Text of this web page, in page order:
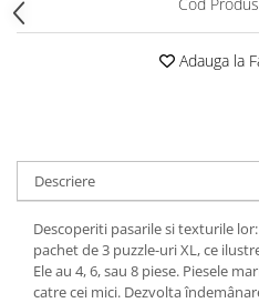
Adauga la
Descriere
Descoperiti pasarile si texturile
pachet de 3 puzzle-uri XL, ce
Ele au 4, 6, sau 8 piese. Piesele
catre cei mici. Dezvolta